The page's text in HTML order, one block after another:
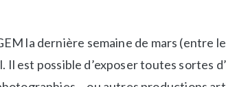
la dernière semaine de mars (entre
est possible d’exposer toutes sortes